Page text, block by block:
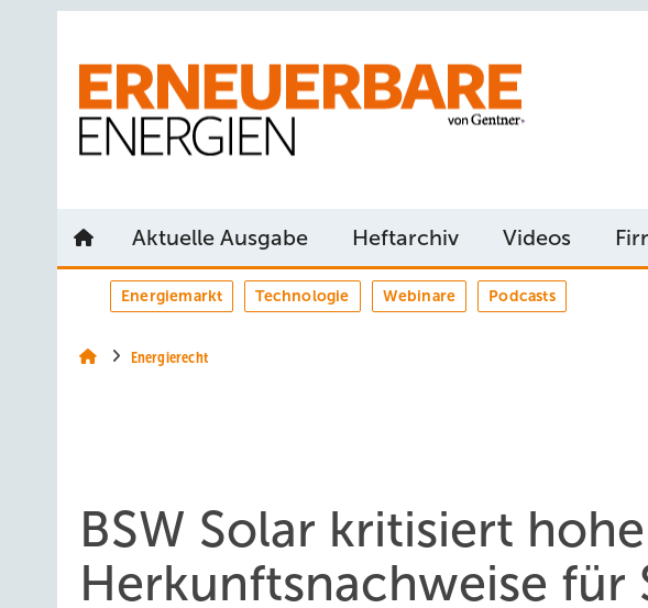
Aktuelle Ausgabe Heftarchiv Videos
Energiemarkt Technologie Webinare Podcasts
Energierecht
BSW Solar kritisiert
Herkunftsnachweise für